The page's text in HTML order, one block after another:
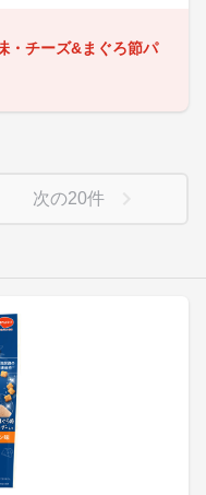
・チーズ&まぐろ節パ
次の20件